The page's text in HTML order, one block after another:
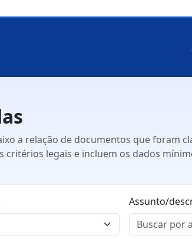
a relação de documentos que foram
legais e incluem os dados
Assunto/